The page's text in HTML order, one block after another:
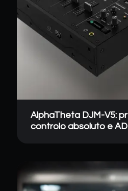
AlphaTheta DJM-V5:
controlo absoluto e